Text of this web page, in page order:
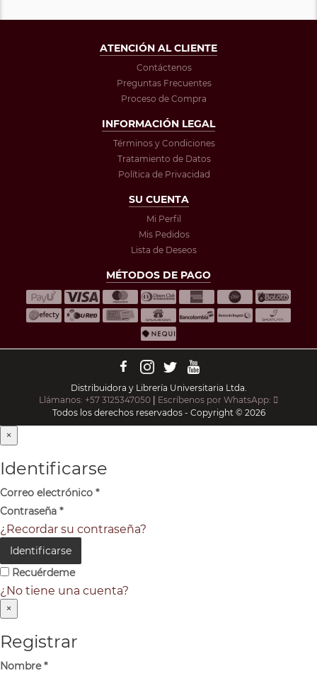
ATENCIÓN AL CLIENTE
Contáctenos
Preguntas Frecuentes
Proceso de Compra
INFORMACIÓN LEGAL
Términos y Condiciones
Tratamiento de Datos
Política de Privacidad
SU CUENTA
Mi Perfil
Mis Pedidos
Lista de Deseos
MÉTODOS DE PAGO
Distribuidora y Librería Universitaria Ltda.
Llámanos: +57 3125347050
Escríbenos por WhatsApp:
Todos los derechos reservados - Copyright © 2026
×
Identificarse
Correo electrónico *
Contraseña *
¿Recordar su contraseña?
Identificarse
Recuérdeme
¿No tiene una cuenta?
×
Registrar
Nombre*